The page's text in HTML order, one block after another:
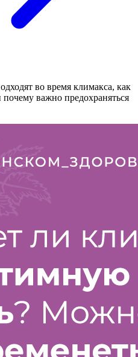
во время климакса, как
важно предохраняться